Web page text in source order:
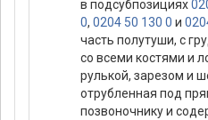
в подсубпозициях
0, 0204 50 130 0 и
часть полутуши, с
со всеми костями и
рулькой, зарезом и
отрубленная под
позвоночнику и